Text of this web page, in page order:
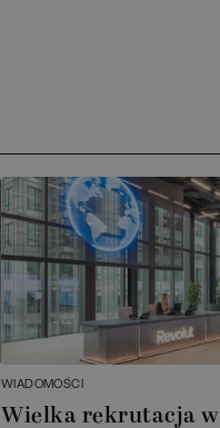
WIADOMOŚCI
Wielka rekrutacja w